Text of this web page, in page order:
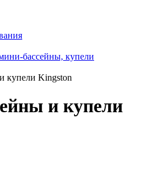
бассейны, купели
купели Kingston
и купели